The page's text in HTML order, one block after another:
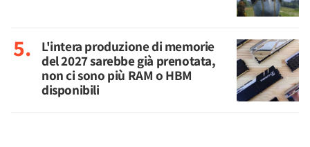
L'intera produzione di memorie
del 2027 sarebbe già prenotata,
non ci sono più RAM o HBM
disponibili